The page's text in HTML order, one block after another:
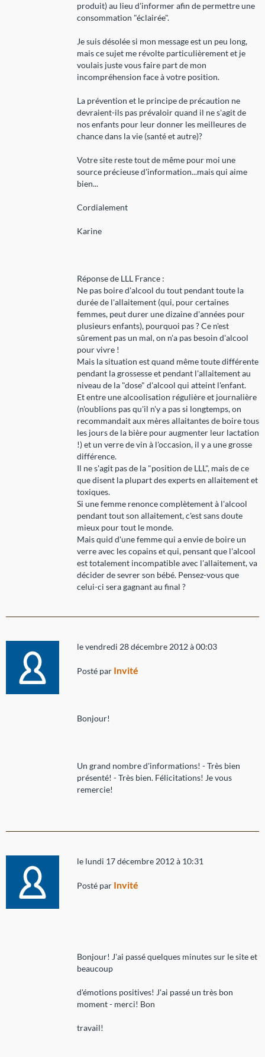
produit) au lieu d'informer afin de permettre une
consommation "éclairée".
Je suis désolée si mon message est un peu long,
mais ce sujet me révolte particulièrement et je
voulais juste vous faire part de mon
incompréhension face à votre position.
La prévention et le principe de précaution ne
devraient-ils pas prévaloir quand il ne s'agit de
nos enfants pour leur donner les meilleures de
chance dans la vie (santé et autre)?
Votre site reste tout de même pour moi une
source précieuse d'information...mais qui aime
bien...
Cordialement
Karine
Réponse de LLL France :
Ne pas boire d'alcool du tout pendant toute la
durée de l'allaitement (qui, pour certaines
femmes, peut durer une dizaine d'années pour
plusieurs enfants), pourquoi pas ? Ce n'est
sûrement pas un mal, on n'a pas besoin d'alcool
pour vivre !
Mais la situation est quand même toute différente
pendant la grossesse et pendant l'allaitement au
niveau de la "dose" d'alcool qui atteint l'enfant.
Et entre une alcoolisation régulière et journalière
(n'oublions pas qu'il n'y a pas si longtemps, on
recommandait aux mères allaitantes de boire tous
les jours de la bière pour augmenter leur lactation
!) et un verre de vin à l'occasion, il y a une grosse
différence.
Il ne s'agit pas de la "position de LLL", mais de ce
que disent la plupart des experts en allaitement et
toxiques.
Si une femme renonce complètement à l'alcool
pendant tout son allaitement, c'est sans doute
mieux pour tout le monde.
Mais quid d'une femme qui a envie de boire un
verre avec les copains et qui, pensant que l'alcool
est totalement incompatible avec l'allaitement, va
décider de sevrer son bébé. Pensez-vous que
celui-ci sera gagnant au final ?
le vendredi 28 décembre 2012 à 00:03
Posté par Invité
Bonjour!
Un grand nombre d'informations! - Très bien
présenté! - Très bien. Félicitations! Je vous
remercie!
le lundi 17 décembre 2012 à 10:31
Posté par Invité
Bonjour! J'ai passé quelques minutes sur le site et
beaucoup
d'émotions positives! J'ai passé un très bon
moment - merci! Bon
travail!